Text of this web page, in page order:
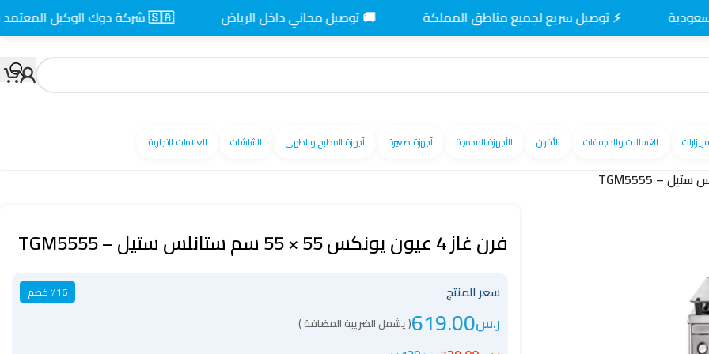
الغسالات والمجففات الأفران الأجهزة المدمجة أجهزة صغيرة أجهزة المطبخ والطهي الشاشات العلامات التجارية
فرن غاز 4 عيون يونكس 55 × 55 سم ستانلس ستيل – TGM5555
سعر المنتج ٪16 خصم
ر.س619.00( يشمل الضريبة المضافة )
⚡ توصيل سريع لجميع مناطق المملكة 🚚 توصيل مجاني داخل الرياض